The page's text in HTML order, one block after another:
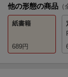
他の形態の商品 （
紙書籍
689円